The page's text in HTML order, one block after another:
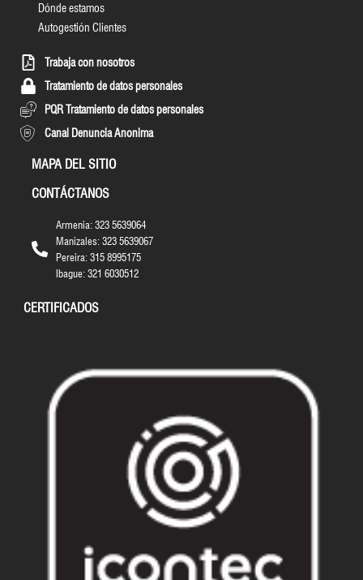
Dónde estamos
Autogestión Clientes
Trabaja con nosotros
Tratamiento de datos personales
PQR Tratamiento de datos personales
Canal Denuncia Anonima
MAPA DEL SITIO
CONTÁCTANOS
Armenia: 323 5639064
Manizales: 323 5639067
Pereira: 315 8995175
Ibague: 321 6030512
CERTIFICADOS